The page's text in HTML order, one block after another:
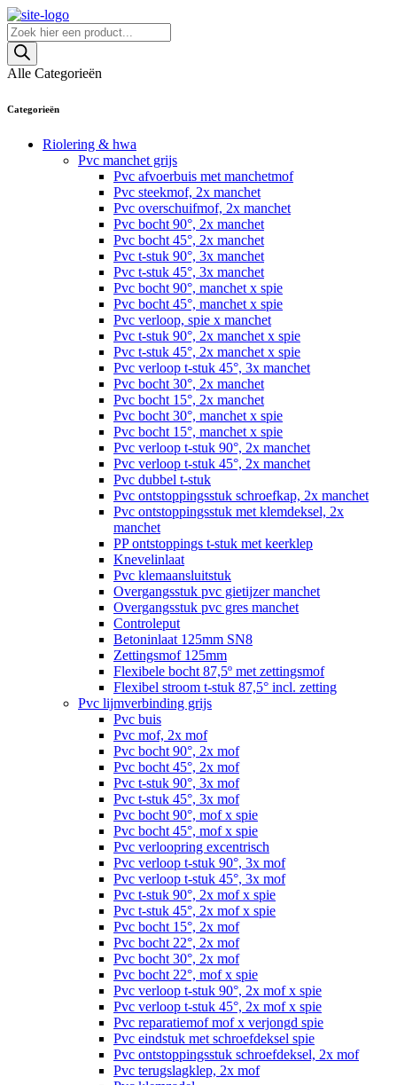
Skip
to
content
Producten
zoeken
Alle Categorieën
Categorieën
Riolering & hwa
Pvc manchet grijs
Pvc afvoerbuis met manchetmof
Pvc steekmof, 2x manchet
Pvc overschuifmof, 2x manchet
Pvc bocht 90°, 2x manchet
Pvc bocht 45°, 2x manchet
Pvc t-stuk 90°, 3x manchet
Pvc t-stuk 45°, 3x manchet
Pvc bocht 90°, manchet x spie
Pvc bocht 45°, manchet x spie
Pvc verloop, spie x manchet
Pvc t-stuk 90°, 2x manchet x spie
Pvc t-stuk 45°, 2x manchet x spie
Pvc verloop t-stuk 45°, 3x manchet
Pvc bocht 30°, 2x manchet
Pvc bocht 15°, 2x manchet
Pvc bocht 30°, manchet x spie
Pvc bocht 15°, manchet x spie
Pvc verloop t-stuk 90°, 2x manchet
Pvc verloop t-stuk 45°, 2x manchet
Pvc dubbel t-stuk
Pvc ontstoppingsstuk schroefkap, 2x manchet
Pvc ontstoppingsstuk met klemdeksel, 2x
manchet
PP ontstoppings t-stuk met keerklep
Knevelinlaat
Pvc klemaansluitstuk
Overgangsstuk pvc gietijzer manchet
Overgangsstuk pvc gres manchet
Controleput
Betoninlaat 125mm SN8
Zettingsmof 125mm
Flexibele bocht 87,5º met zettingsmof
Flexibel stroom t-stuk 87,5° incl. zetting
Pvc lijmverbinding grijs
Pvc buis
Pvc mof, 2x mof
Pvc bocht 90°, 2x mof
Pvc bocht 45°, 2x mof
Pvc t-stuk 90°, 3x mof
Pvc t-stuk 45°, 3x mof
Pvc bocht 90°, mof x spie
Pvc bocht 45°, mof x spie
Pvc verloopring excentrisch
Pvc verloop t-stuk 90°, 3x mof
Pvc verloop t-stuk 45°, 3x mof
Pvc t-stuk 90°, 2x mof x spie
Pvc t-stuk 45°, 2x mof x spie
Pvc bocht 15°, 2x mof
Pvc bocht 22°, 2x mof
Pvc bocht 30°, 2x mof
Pvc bocht 22°, mof x spie
Pvc verloop t-stuk 90°, 2x mof x spie
Pvc verloop t-stuk 45°, 2x mof x spie
Pvc reparatiemof mof x verjongd spie
Pvc eindstuk met schroefdeksel spie
Pvc ontstoppingsstuk schroefdeksel, 2x mof
Pvc terugslagklep, 2x mof